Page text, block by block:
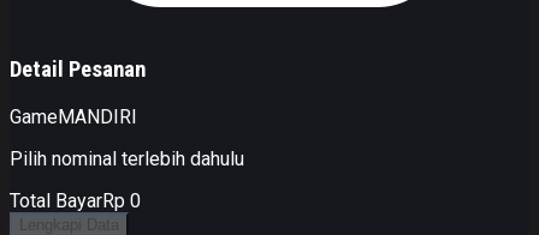
Detail Pesanan
GameMANDIRI
Pilih nominal terlebih dahulu
Total BayarRp 0
Lengkapi Data